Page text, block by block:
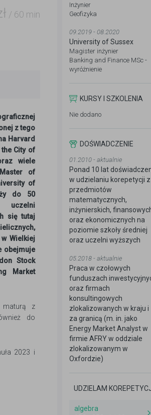
/ 60 min
z tego
Harvard
City of
wiele
of
of
do 50
się tutaj
Wielkiej
obejmuje
Stock
Market
maturą z
do
2023 i
Inżynier
Geofizyka
09.2019 - 08.2020
University of Sussex
Magister inżynier
Banking and Finance MSc -
wyróżnienie
KURSY I SZKOLENIA
Nie dodano
DOŚWIADCZENIE
01.2010 - aktualnie
Ponad 10 lat
w udzielaniu korepetycji z
przedmiotów
matematycznych,
inżynierskich,
oraz ekonomicznych na
poziomie szkoły średniej
oraz uczelni wyższych
05.2018 - aktualnie
Praca w czołowych
funduszach
oraz firmach
konsultingowych
zlokalizowanych w kraju i
za granicą (m. in. jako
Energy Market Analyst w
firmie AFRY w oddziale
zlokalizowanym w
Oxfordzie)
UDZIELAM
algebra